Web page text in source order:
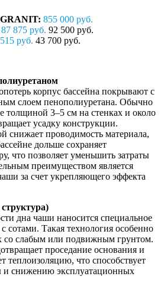
855 000 руб.
87 875 руб. 92 500 руб.
руб. 43 700 руб.
корпус бассейна покрывают с
слоем пенополиуретана. Обычно
толщиной 3–5 см на стенках и около
усадку конструкции.
снижает проводимость материала,
дольше сохраняет
что позволяет уменьшить затраты
преимуществом является
за счет укрепляющего эффекта
дна чаши наносится специальное
сотами. Такая технология особенно
со слабым или подвижным грунтом.
проседание основания и
теплоизоляцию, что способствует
и снижению эксплуатационных